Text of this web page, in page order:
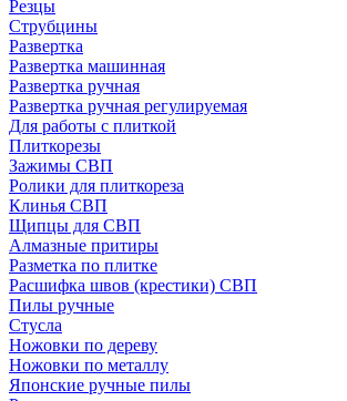
Резцы
Струбцины
Развертка
Развертка машинная
Развертка ручная
Развертка ручная регулируемая
Для работы с плиткой
Плиткорезы
Зажимы СВП
Ролики для плиткореза
Клинья СВП
Щипцы для СВП
Алмазные притиры
Разметка по плитке
Расшифка швов (крестики) СВП
Пилы ручные
Стусла
Ножовки по дереву
Ножовки по металлу
Японские ручные пилы